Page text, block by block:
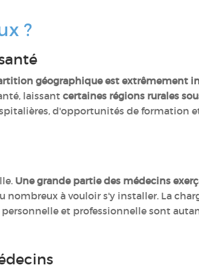
?
géographique est extrêmement
laissant certaines régions rurales
d'opportunités de formation
Une grande partie des médecins
nombreux à vouloir s'y installer. La
et professionnelle sont